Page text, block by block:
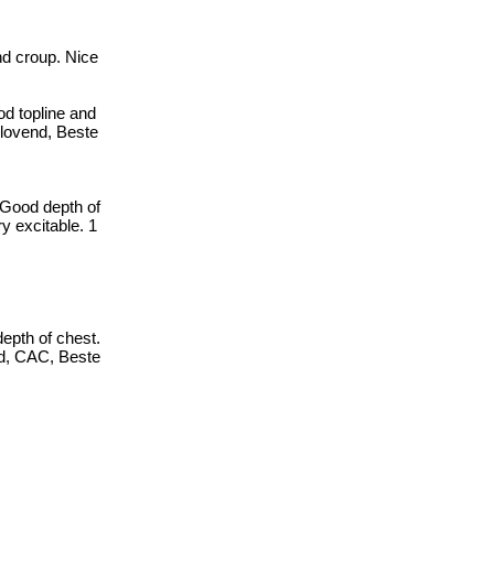
croup. Nice
topline and
Beste
depth of
excitable. 1
of chest.
CAC, Beste